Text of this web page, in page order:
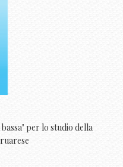
per lo studio della